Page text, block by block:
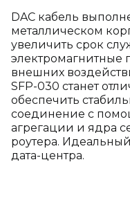
DAC кабель
металлическом
увеличить срок
электромагнитные
внешних
SFP-030 станет
обеспечить
соединение с
агрегации и ядра
роутера.
дата-центра.